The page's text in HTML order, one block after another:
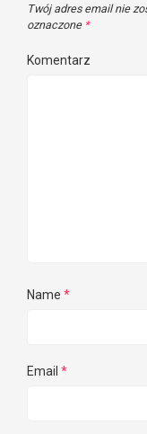
Twój adres email nie
oznaczone *
Komentarz
Name *
Email *